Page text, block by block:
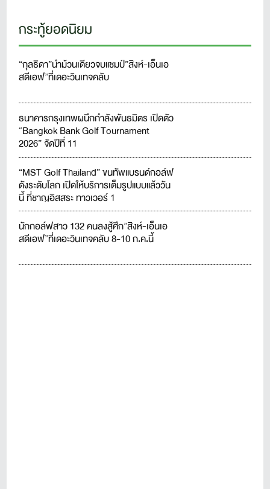
กระทู้ยอดนิยม
“กุลธิดา”นำม้วนเดียวจบแชมป์”สิงห์-เอ็นเอ
สดีเอฟ”ที่เดอะวินเทจคลับ
ธนาคารกรุงเทพผนึกกำลังพันธมิตร เปิดตัว
“Bangkok Bank Golf Tournament
2026” จัดปีที่ 11
“MST Golf Thailand” ขนทัพแบรนด์กอล์ฟ
ดังระดับโลก เปิดให้บริการเต็มรูปแบบแล้ววัน
นี้ ที่ชาญอิสสระ ทาวเวอร์ 1
นักกอล์ฟสาว 132 คนลงสู้ศึก”สิงห์-เอ็นเอ
สดีเอฟ”ที่เดอะวินเทจคลับ 8-10 ก.ค.นี้